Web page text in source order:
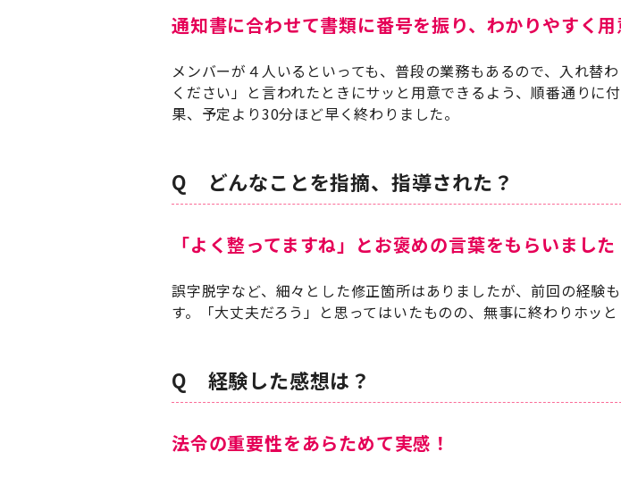
通知書に合わせて書類に番号を振り、わかりやすく
メンバーが４人いるといっても、普段の業務もあるので、入れ替
ください」と言われたときにサッと用意できるよう、順番通りに
果、予定より30分ほど早く終わりました。
Q どんなことを指摘、指導された？
「よく整ってますね」とお褒めの言葉をもらいました
誤字脱字など、細々とした修正箇所はありましたが、前回の経験
す。「大丈夫だろう」と思ってはいたものの、無事に終わりホッと
Q 経験した感想は？
法令の重要性をあらためて実感！